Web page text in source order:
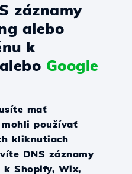
záznamy
alebo
k
Google
mať
používať
kliknutiach
DNS záznamy
Shopify, Wix,